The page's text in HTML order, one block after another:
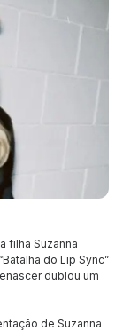
filha Suzanna
do Lip Sync”
dublou um
de Suzanna